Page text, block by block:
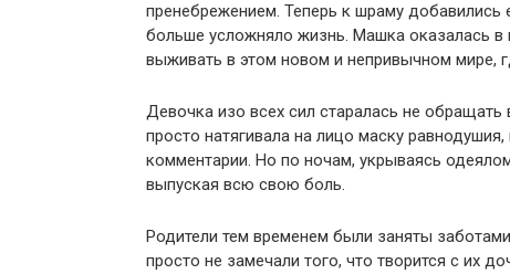
пренебрежением. Теперь к шраму
больше усложняло жизнь. Машка оказалась в
выживать в этом новом и непривычном мире,
Девочка изо всех сил старалась не
просто натягивала на лицо маску
комментарии. Но по ночам, укрываясь
выпуская всю свою боль.
Родители тем временем были заняты
просто не замечали того, что творится с их